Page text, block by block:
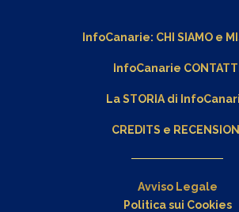
InfoCanarie: CHI SIAMOe
InfoCanarie
La STORIA di
CREDITS e
Avviso Legale
Politica sui Cookies